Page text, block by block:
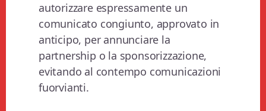
autorizzare espressamente un
comunicato congiunto, approvato in
anticipo, per annunciare la
partnership o la sponsorizzazione,
evitando al contempo comunicazioni
fuorvianti.